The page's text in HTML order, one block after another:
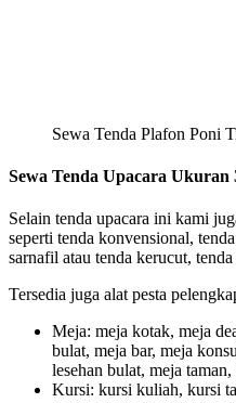
Sewa Tenda Plafon Poni
Sewa Tenda Upacara Ukuran
Selain tenda upacara ini kami
seperti tenda konvensional,
sarnafil atau tenda kerucut,
Tersedia juga alat pesta
Meja: meja kotak, meja
bulat, meja bar, meja
lesehan bulat, meja
Kursi: kursi kuliah, kursi